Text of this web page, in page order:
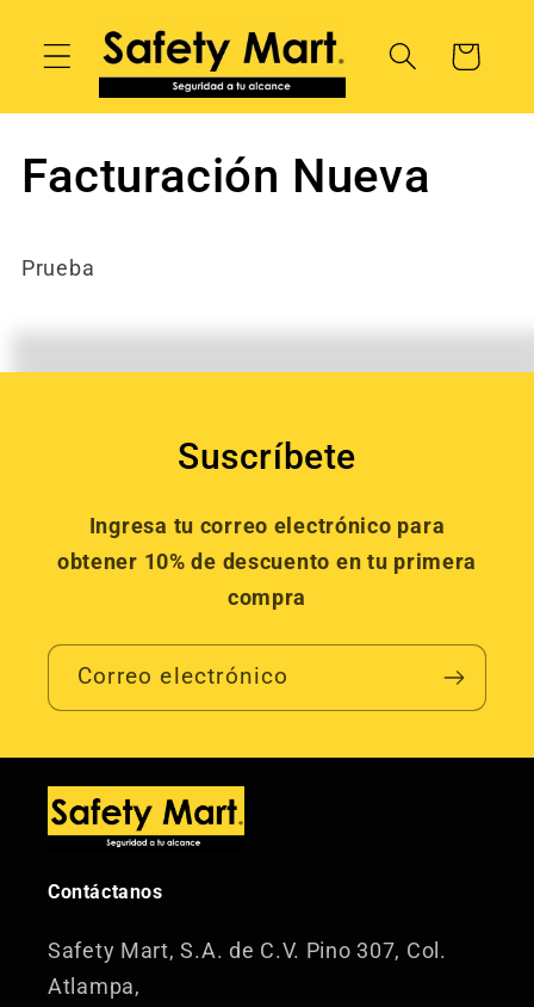
directamente
al contenido
Carrito
Facturación Nueva
Prueba
Suscríbete
Ingresa tu correo electrónico para
obtener 10% de descuento en tu primera
compra
Correo electrónico
Contáctanos
Safety Mart, S.A. de C.V. Pino 307, Col.
Atlampa,